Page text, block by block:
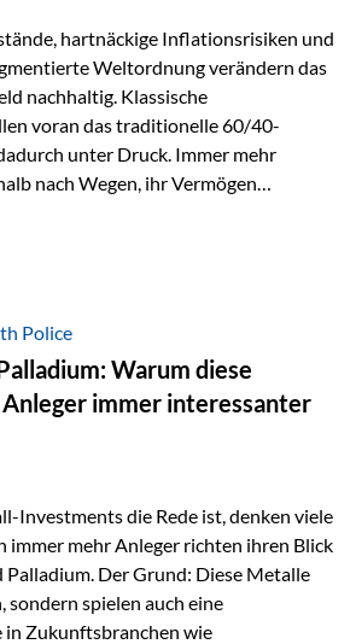
hartnäckige Inflationsrisiken und
Weltordnung verändern das
nachhaltig. Klassische
voran das traditionelle 60/40-
unter Druck. Immer mehr
nach Wegen, ihr Vermögen
Genau hier rücken reale und
Gold erlebt derzeit eine
als monetärer Wertspeicher.
der Zentralbanken, geopolitische
schleichender Vertrauensverlust in
Wie groß dieser
zeigt ein nüchterner
Police
Warum diese
immer interessanter
Investments die Rede ist, denken viele
immer mehr Anleger richten ihren Blick
Palladium. Der Grund: Diese Metalle
sondern spielen auch eine
in Zukunftsbranchen wie